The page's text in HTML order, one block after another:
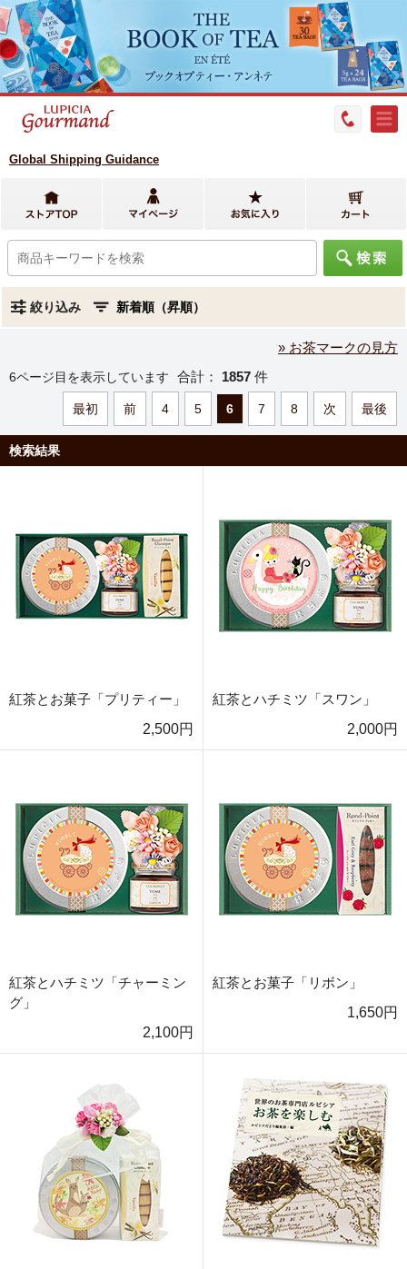
Global Shipping Guidance
絞り込み
» お茶マークの見方
6ページ目を表示しています 合計： 1857 件
最初 前 4 5 6 7 8 次 最後
検索結果
紅茶とお菓子「プリティー」
2,500円
紅茶とハチミツ「スワン」
2,000円
紅茶とハチミツ「チャーミン
グ」
2,100円
紅茶とお菓子「リボン」
1,650円